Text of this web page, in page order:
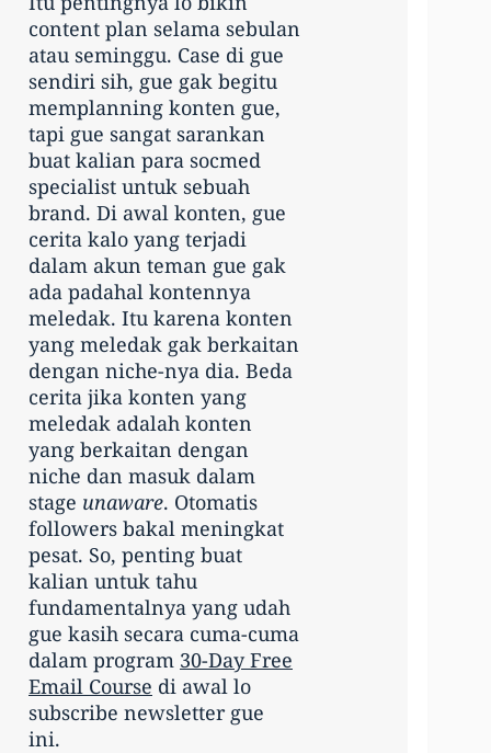
content plan selama sebulan
atau seminggu. Case di gue
sendiri sih, gue gak begitu
memplanning konten gue,
tapi gue sangat sarankan
buat kalian para socmed
specialist untuk sebuah
brand. Di awal konten, gue
cerita kalo yang terjadi
dalam akun teman gue gak
ada padahal kontennya
meledak. Itu karena konten
yang meledak gak berkaitan
dengan niche-nya dia. Beda
cerita jika konten yang
meledak adalah konten
yang berkaitan dengan
niche dan masuk dalam
stage unaware. Otomatis
followers bakal meningkat
pesat. So, penting buat
kalian untuk tahu
fundamentalnya yang udah
gue kasih secara cuma-cuma
dalam program 30-Day Free
Email Course di awal lo
subscribe newsletter gue
ini.